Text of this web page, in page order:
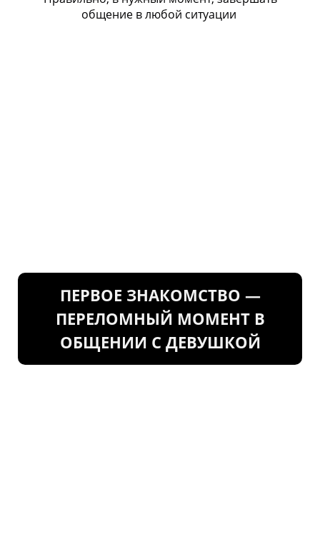
общение в любой ситуации
ПЕРВОЕ ЗНАКОМСТВО —
ПЕРЕЛОМНЫЙ МОМЕНТ В
ОБЩЕНИИ С ДЕВУШКОЙ